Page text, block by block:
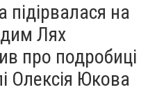
на
Лях
про подробиці
Олексія Юкова